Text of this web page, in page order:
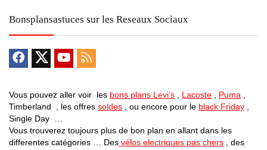
Bonsplansastuces sur les Reseaux Sociaux
Vous pouvez aller voir les bons plans Levi’s Lacoste Puma
Timberland , les offres soldes , ou encore pour le black Friday
Single Day …
Vous trouverez toujours plus de bon plan en allant dans les
differentes catégories … Des vélos electriques pas chers , des